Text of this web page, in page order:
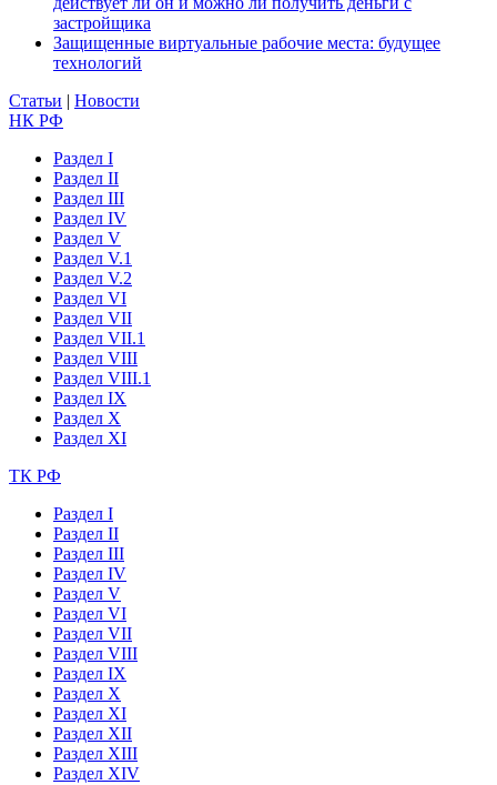
застройщика
Защищенные виртуальные рабочие места: будущее
технологий
Статьи | Новости
НК РФ
Раздел I
Раздел II
Раздел III
Раздел IV
Раздел V
Раздел V.1
Раздел V.2
Раздел VI
Раздел VII
Раздел VII.1
Раздел VIII
Раздел VIII.1
Раздел IX
Раздел X
Раздел XI
ТК РФ
Раздел I
Раздел II
Раздел III
Раздел IV
Раздел V
Раздел VI
Раздел VII
Раздел VIII
Раздел IX
Раздел X
Раздел XI
Раздел XII
Раздел XIII
Раздел XIV